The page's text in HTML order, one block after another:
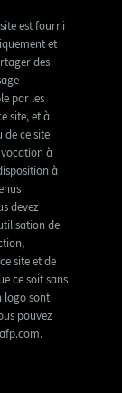
est fourni
et
des
par les
site, et à
de ce site
vocation à
à
devez
de
site et de
ce soit sans
logo sont
pouvez